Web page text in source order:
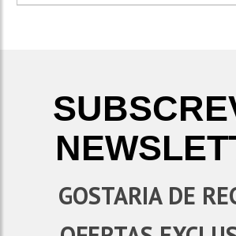
GOSTARIA DE